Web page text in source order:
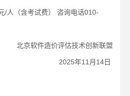
（含考试费） 咨询电话010-
北京软件造价评估技术创新联盟
2025年11月14日